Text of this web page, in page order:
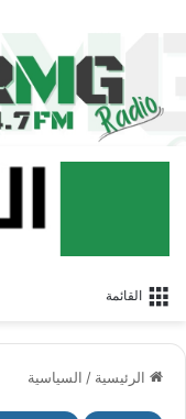
القائمة
الرئيسية / السياسية